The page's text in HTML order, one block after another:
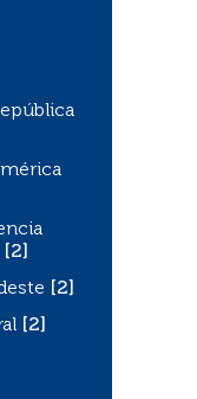
Argentina
entre América
[2]
[2]
[2]